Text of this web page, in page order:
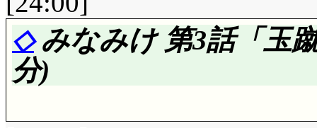
けで翌朝には昨日の
けれど憶えているう
かし思い返せる事に
評価……☆☆☆☆(前回比:
テレビ欄っぽくも意
は第10話に匹敵する
こけしって事は鳴子
◇みなみけ 第3話「玉
分)